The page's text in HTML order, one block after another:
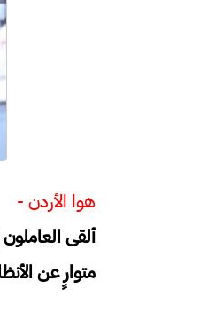
هوا الأردن -
ألقى
متوارٍ عن